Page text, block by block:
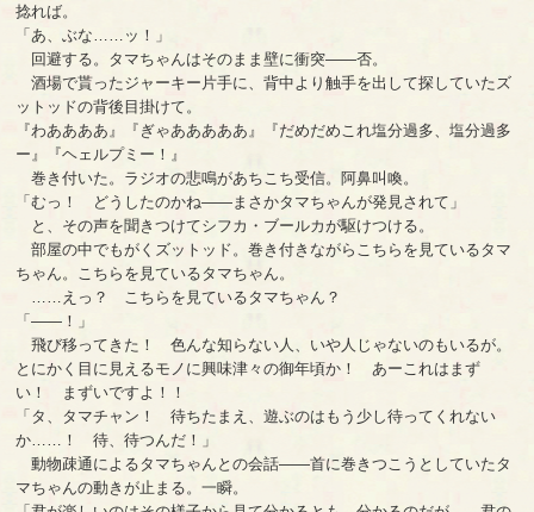
捻れば。
「あ、ぶな……ッ！」
回避する。タマちゃんはそのまま壁に衝突――否。
酒場で貰ったジャーキー片手に、背中より触手を出して探していたズ
ットッドの背後目掛けて。
『わああああ』『ぎゃあああああ』『だめだめこれ塩分過多、塩分過多
ー』『ヘェルプミー！』
巻き付いた。ラジオの悲鳴があちこち受信。阿鼻叫喚。
「むっ！ どうしたのかね――まさかタマちゃんが発見されて」
と、その声を聞きつけてシフカ・ブールカが駆けつける。
部屋の中でもがくズットッド。巻き付きながらこちらを見ているタマ
ちゃん。こちらを見ているタマちゃん。
……えっ？ こちらを見ているタマちゃん？
「――！」
飛び移ってきた！ 色んな知らない人、いや人じゃないのもいるが。
とにかく目に見えるモノに興味津々の御年頃か！ あーこれはまず
い！ まずいですよ！！
「タ、タマチャン！ 待ちたまえ、遊ぶのはもう少し待ってくれない
か……！ 待、待つんだ！」
動物疎通によるタマちゃんとの会話――首に巻きつこうとしていたタ
マちゃんの動きが止まる。一瞬。